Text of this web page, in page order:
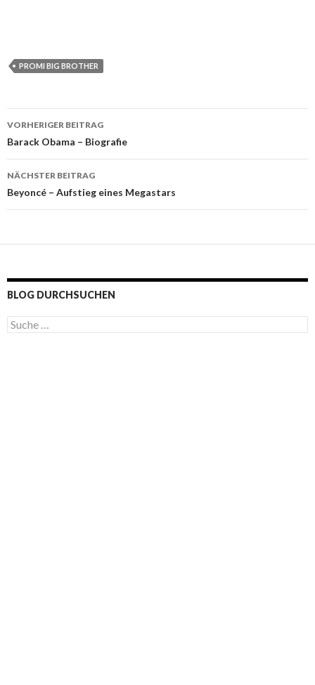
PROMI BIG BROTHER
Beitragsnavigation
VORHERIGER BEITRAG
Barack Obama – Biografie
NÄCHSTER BEITRAG
Beyoncé – Aufstieg eines Megastars
BLOG DURCHSUCHEN
S
u